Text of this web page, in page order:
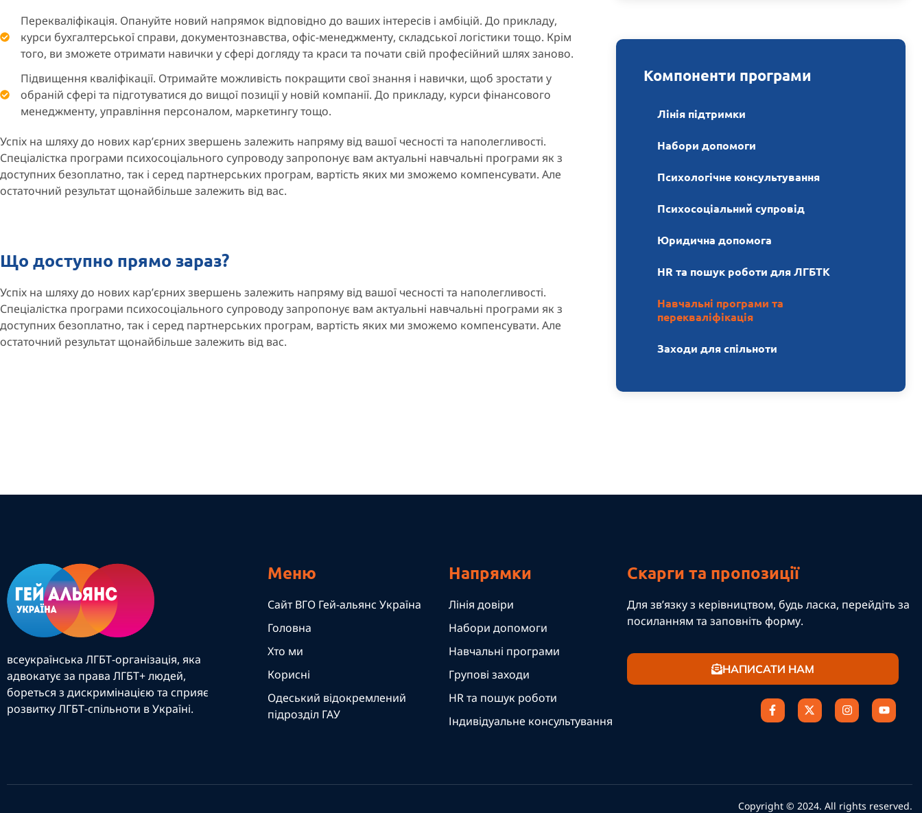
Перекваліфікація. Опануйте новий напрямок відповідно до ваших інтересів і амбіцій. До прикладу,
курси бухгалтерської справи, документознавства, офіс-менеджменту, складської логістики тощо. Крім
того, ви зможете отримати навички у сфері догляду та краси та почати свій професійний шлях заново.
Підвищення кваліфікації. Отримайте можливість покращити свої знання і навички, щоб зростати у
обраній сфері та підготуватися до вищої позиції у новій компанії. До прикладу, курси фінансового
менеджменту, управління персоналом, маркетингу тощо.
Успіх на шляху до нових кар’єрних звершень залежить напряму від вашої чесності та наполегливості.
Спеціалістка програми психосоціального супроводу запропонує вам актуальні навчальні програми як з
доступних безоплатно, так і серед партнерських програм, вартість яких ми зможемо компенсувати. Але
остаточний результат щонайбільше залежить від вас.
Що доступно прямо зараз?
Успіх на шляху до нових кар’єрних звершень залежить напряму від вашої чесності та наполегливості.
Спеціалістка програми психосоціального супроводу запропонує вам актуальні навчальні програми як з
доступних безоплатно, так і серед партнерських програм, вартість яких ми зможемо компенсувати. Але
остаточний результат щонайбільше залежить від вас.
Компоненти програми
Лінія підтримки
Набори допомоги
Психологічне консультування
Психосоціальний супровід
Юридична допомога
HR та пошук роботи для ЛГБТК
Навчальні програми та
перекваліфікація
Заходи для спільноти
всеукраїнська ЛГБТ-організація, яка
адвокатує за права ЛГБТ+ людей,
бореться з дискримінацією та сприяє
розвитку ЛГБТ-спільноти в Україні.
Меню
Сайт ВГО Гей-альянс Україна
Головна
Хто ми
Корисні
Одеський відокремлений
підрозділ ГАУ
Напрямки
Лінія довіри
Набори допомоги
Навчальні програми
Групові заходи
HR та пошук роботи
Індивідуальне консультування
Скарги та пропозиції
Для зв’язку з керівництвом, будь ласка, перейдіть за
посиланням та заповніть форму.
НАПИСАТИ НАМ
Copyright © 2024. All rights reserved.